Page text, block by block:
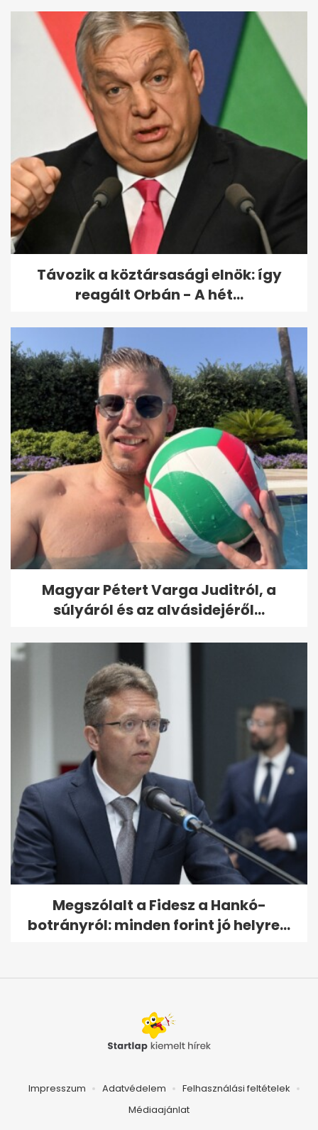
Távozik a köztársasági elnök: így
reagált Orbán - A hét...
Magyar Pétert Varga Juditról, a
súlyáról és az alvásidejéről...
Megszólalt a Fidesz a Hankó-
botrányról: minden forint jó helyre...
Impresszum Adatvédelem
Felhasználási feltételek
Médiaajánlat